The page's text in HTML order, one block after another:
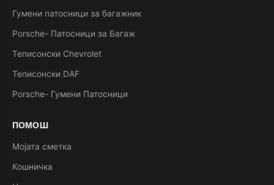
Гумени патосници за багажник
Porsche- Патосници за Багаж
Теписонски Chevrolet
Теписонски DAF
Porsche- Гумени Патосници
ПОМОШ
Мојата сметка
Кошничка